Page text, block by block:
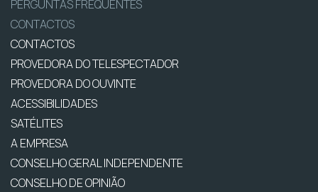
PERGUNTAS FREQUENTES
CONTACTOS
CONTACTOS
PROVEDORA DO TELESPECTADOR
PROVEDORA DO OUVINTE
ACESSIBILIDADES
SATÉLITES
A EMPRESA
CONSELHO GERAL INDEPENDENTE
CONSELHO DE OPINIÃO